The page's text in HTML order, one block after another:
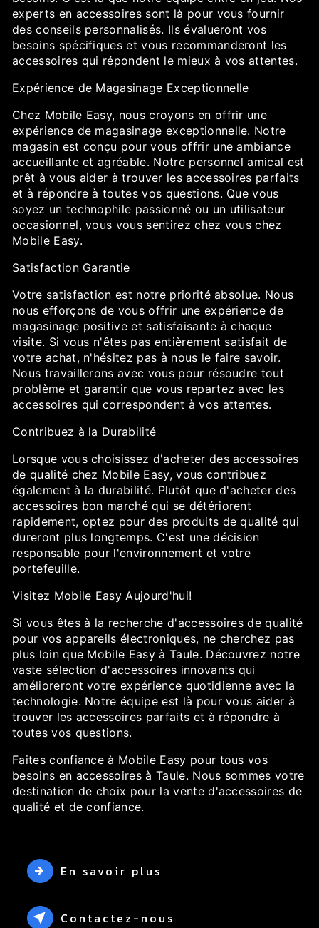
experts en accessoires sont là pour vous fournir
des conseils personnalisés. Ils évalueront vos
besoins spécifiques et vous recommanderont les
accessoires qui répondent le mieux à vos attentes.
Expérience de Magasinage Exceptionnelle
Chez Mobile Easy, nous croyons en offrir une
expérience de magasinage exceptionnelle. Notre
magasin est conçu pour vous offrir une ambiance
accueillante et agréable. Notre personnel amical est
prêt à vous aider à trouver les accessoires parfaits
et à répondre à toutes vos questions. Que vous
soyez un technophile passionné ou un utilisateur
occasionnel, vous vous sentirez chez vous chez
Mobile Easy.
Satisfaction Garantie
Votre satisfaction est notre priorité absolue. Nous
nous efforçons de vous offrir une expérience de
magasinage positive et satisfaisante à chaque
visite. Si vous n'êtes pas entièrement satisfait de
votre achat, n'hésitez pas à nous le faire savoir.
Nous travaillerons avec vous pour résoudre tout
problème et garantir que vous repartez avec les
accessoires qui correspondent à vos attentes.
Contribuez à la Durabilité
Lorsque vous choisissez d'acheter des accessoires
de qualité chez Mobile Easy, vous contribuez
également à la durabilité. Plutôt que d'acheter des
accessoires bon marché qui se détériorent
rapidement, optez pour des produits de qualité qui
dureront plus longtemps. C'est une décision
responsable pour l'environnement et votre
portefeuille.
Visitez Mobile Easy Aujourd'hui!
Si vous êtes à la recherche d'accessoires de qualité
pour vos appareils électroniques, ne cherchez pas
plus loin que Mobile Easy à Taule. Découvrez notre
vaste sélection d'accessoires innovants qui
amélioreront votre expérience quotidienne avec la
technologie. Notre équipe est là pour vous aider à
trouver les accessoires parfaits et à répondre à
toutes vos questions.
Faites confiance à Mobile Easy pour tous vos
besoins en accessoires à Taule. Nous sommes votre
destination de choix pour la vente d'accessoires de
qualité et de confiance.
En savoir plus
Contactez-nous